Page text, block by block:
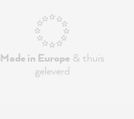
Made in Europe& thuis
geleverd